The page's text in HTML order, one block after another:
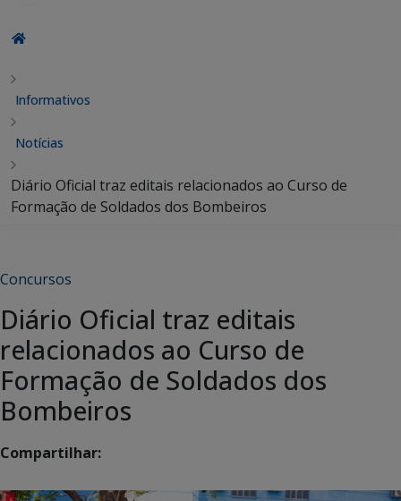
Informativos
Notícias
Diário Oficial traz editais relacionados ao Curso de
Formação de Soldados dos Bombeiros
Concursos
Diário Oficial traz editais
relacionados ao Curso de
Formação de Soldados dos
Bombeiros
Compartilhar: